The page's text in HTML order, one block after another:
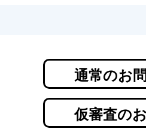
通常のお
仮審査の